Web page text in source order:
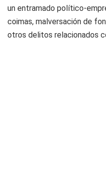
un entramado político-
coimas, malversación de
otros delitos relacionados